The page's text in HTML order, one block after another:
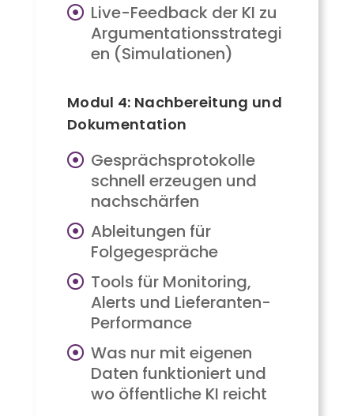
Live-Feedback der KI zu
Argumentationsstrategi
en (Simulationen)
Modul 4: Nachbereitung und
Dokumentation
Gesprächsprotokolle
schnell erzeugen und
nachschärfen
Ableitungen für
Folgegespräche
Tools für Monitoring,
Alerts und Lieferanten-
Performance
Was nur mit eigenen
Daten funktioniert und
wo öffentliche KI reicht